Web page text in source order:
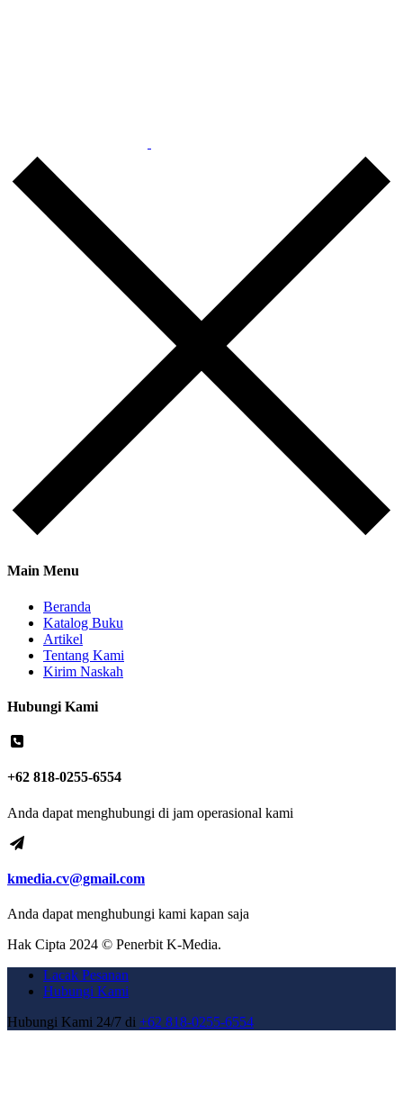
Main Menu
Beranda
Katalog Buku
Artikel
Tentang Kami
Kirim Naskah
Hubungi Kami
+62 818-0255-6554
Anda dapat menghubungi di jam operasional kami
kmedia.cv@gmail.com
Anda dapat menghubungi kami kapan saja
Hak Cipta 2024 © Penerbit K-Media.
Lacak Pesanan
Hubungi Kami
Hubungi Kami 24/7 di +62 818-0255-6554